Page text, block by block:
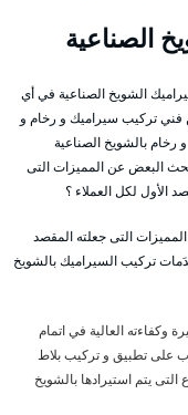
الصناعية
الشويخ الصناعية في أي
تركيب سيراميك و رخام و
بالشويخ الصناعية
البعض عن المميزات التى
الأول لكل العملاء ؟
التى جعلته المقصد
تركيب السيراميك بالشويخ
وكفاءته العالية في اتمام
على تطبيق و تركيب بلاط
يتم استيرادها بالشويخ